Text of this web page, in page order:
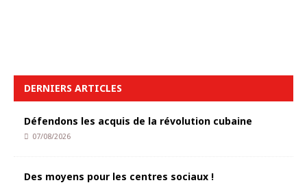
DERNIERS ARTICLES
Défendons les acquis de la révolution cubaine
07/08/2026
Des moyens pour les centres sociaux !